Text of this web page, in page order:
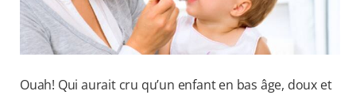
Ouah! Qui aurait cru qu’un enfant en bas âge, doux et